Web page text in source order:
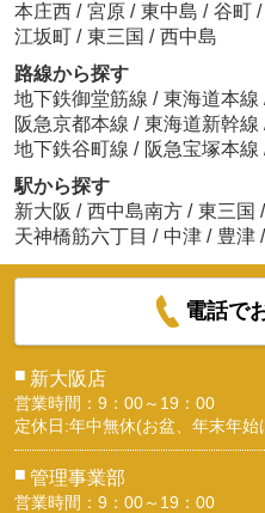
本庄西 / 宮原 / 東中島 / 谷町 /
江坂町 / 東三国 / 西中島
路線から探す
地下鉄御堂筋線 / 東海道本線
阪急京都本線 / 東海道新幹線
地下鉄谷町線 / 阪急宝塚本線
駅から探す
新大阪 / 西中島南方 / 東三国 /
天神橋筋六丁目 / 中津 / 豊津 /
電話で
■ 新大阪店
営業時間：9：00～19：00
定休日:年中無休(お盆、年末年始
■ 管理事業部
営業時間：9：00～19：00